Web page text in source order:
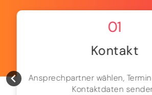
01
Kontakt
Ansprechpartner wählen,
Kontaktdaten